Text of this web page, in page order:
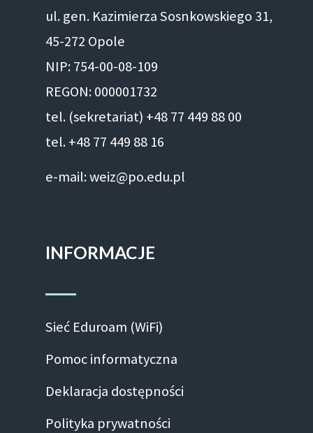
ul. gen. Kazimierza Sosnkowskiego 31,
45-272 Opole
NIP: 754-00-08-109
REGON: 000001732
tel. (sekretariat) +48 77 449 88 00
tel. +48 77 449 88 16
e-mail: weiz@po.edu.pl
INFORMACJE
Sieć Eduroam (WiFi)
Pomoc informatyczna
Deklaracja dostępności
Polityka prywatności